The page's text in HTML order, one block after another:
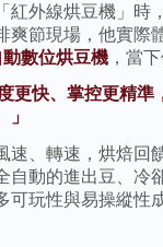
紅外線烘豆機」時
爽節現場，他實際
數位烘豆機 ，當
更快、掌控更精準
」
速、轉速，烘焙回
自動的進出豆、冷
可玩性與易操縱性